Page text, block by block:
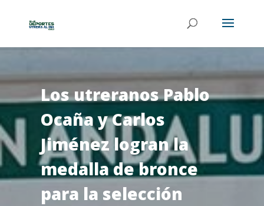
Los utreranos Pablo
Ocaña y Carlos
Jiménez logran la
medalla de bronce
para la selección